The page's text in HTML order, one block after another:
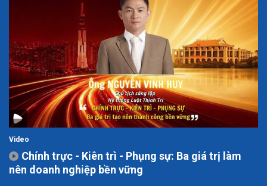
Video
Chính trực - Kiên trì - Phụng sự: Ba giá trị làm
nên doanh nghiệp bền vững